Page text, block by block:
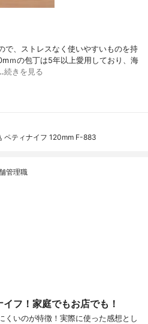
で、ストレスなく使いやすいものを持
ｍの包丁は5年以上愛用しており、海
続きを見る
ペティナイフ 120mm F-883
管理職
フ！家庭でもお店でも！
くいのが特徴！実際に使った感想とし